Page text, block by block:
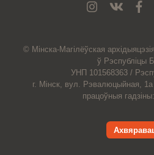
© Мiнска-Магiлёўская архiдыяцэзiя
ў Рэспубліцы
УНП 101568363 /
г. Мінск, вул. Рэвалюцыйная,
працоўныя